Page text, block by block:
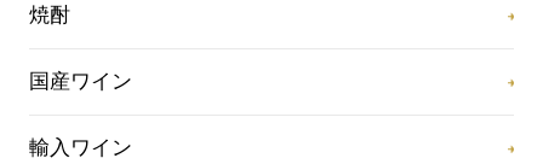
焼酎
国産ワイン
輸入ワイン